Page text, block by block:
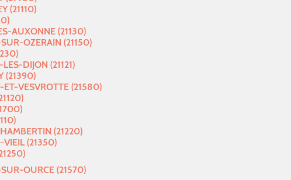
(21110)
AUXONNE (21130)
OZERAIN (21150)
DIJON (21121)
(21390)
ET-VESVROTTE (21580)
(21220)
VIEIL (21350)
OURCE (21570)